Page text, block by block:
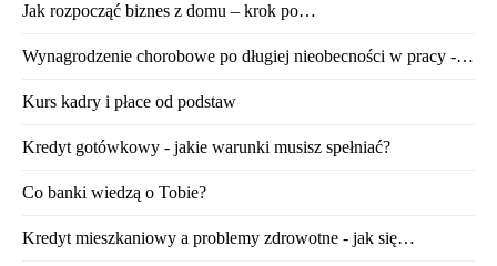
Jak rozpocząć biznes z domu – krok po…
Wynagrodzenie chorobowe po długiej nieobecności w pracy -…
Kurs kadry i płace od podstaw
Kredyt gotówkowy - jakie warunki musisz spełniać?
Co banki wiedzą o Tobie?
Kredyt mieszkaniowy a problemy zdrowotne - jak się…